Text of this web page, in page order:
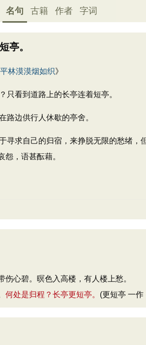
名句 古籍 作者 字词
亭。
林漠漠烟如织》
只看到道路上的长亭连着短亭。
路边供行人休歇的亭舍。
寻求自己的归宿，来挣脱无限的愁绪
怨，语甚酝藉。
伤心碧。暝色入高楼，有人楼上愁。
何处是归程？长亭更短亭。 (更短亭 一作